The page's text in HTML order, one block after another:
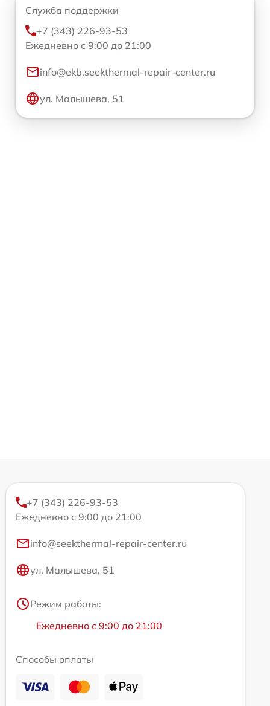
Служба поддержки
+7 (343) 226-93-53
Ежедневно с 9:00 до 21:00
info@ekb.seekthermal-repair-center.ru
ул. Малышева, 51
+7 (343) 226-93-53
Ежедневно с 9:00 до 21:00
info@seekthermal-repair-center.ru
ул. Малышева, 51
Режим работы:
Ежедневно с 9:00 до 21:00
Способы оплаты